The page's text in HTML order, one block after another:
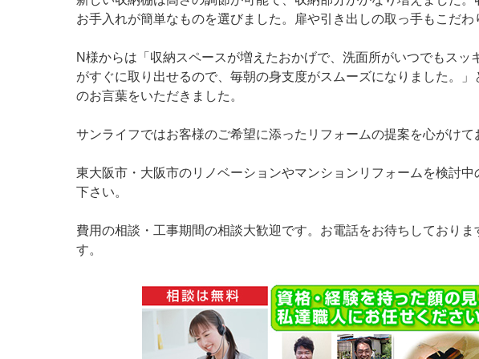
お手入れが簡単なものを選びました。扉や引き出しの取っ手もこだわ
N様からは「収納スペースが増えたおかげで、洗面所がいつでもスッ
がすぐに取り出せるので、毎朝の身支度がスムーズになりました。
のお言葉をいただきました。
サンライフではお客様のご希望に添ったリフォームの提案を心がけて
東大阪市・大阪市のリノベーションやマンションリフォームを検討
下さい。
費用の相談・工事期間の相談大歓迎です。お電話をお待ちしておりま
す。